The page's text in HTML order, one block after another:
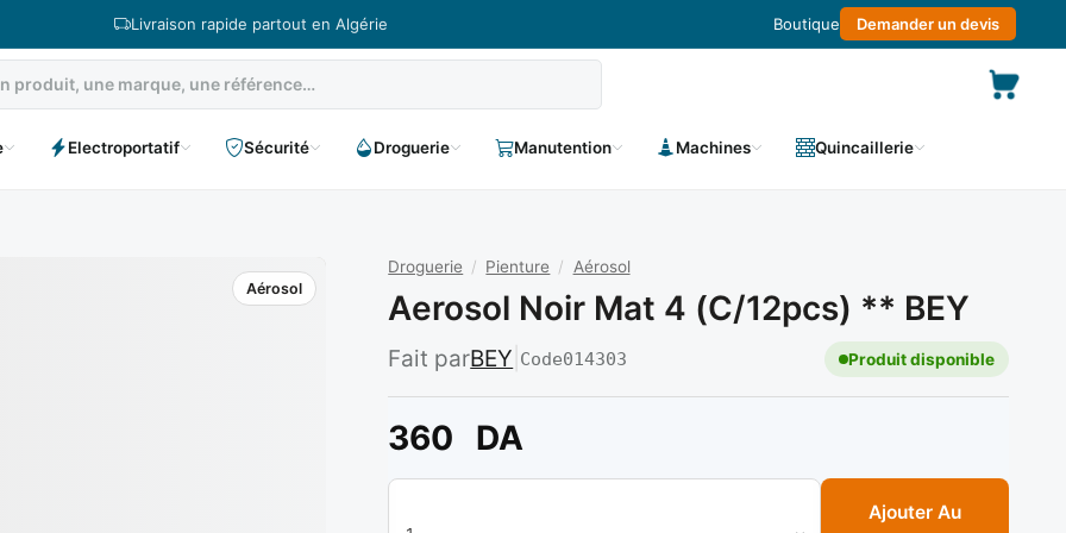
Livraison rapide partout en Algérie Boutique Demander un devis
Electroportatif Sécurité Droguerie Manutention Machines Quincaillerie
Aérosol
Droguerie / Pienture / Aérosol
Aerosol Noir Mat 4 (c/12pcs) ** BEY
Fait parBEY Code014303 Produit disponible
360 DA
quantité de Aerosol noir mat 4 (c/12pcs) ** BEY
Ajouter Au